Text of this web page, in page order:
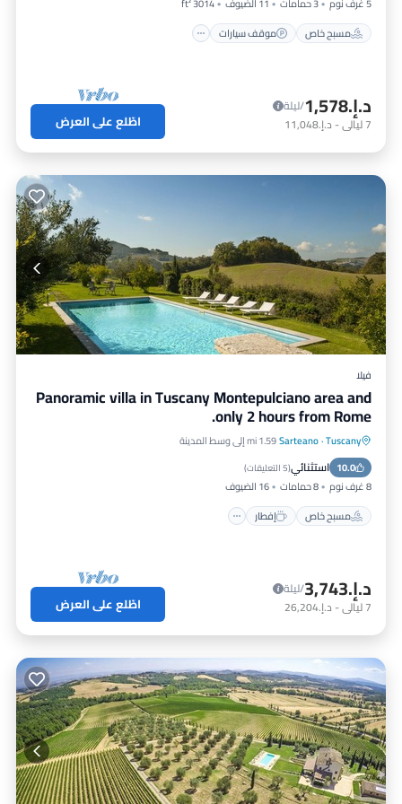
5 غرف نوم 3 حمامات 11 الضيوف
3014 ft²
مسبح خاص
موقف سيارات
د.إ.‏1,578
/ليلة
7ليالي- د.إ.‏11,048 اطّلع على العرض
فيلا
Panoramic villa in Tuscany Montepulciano area and
only 2 hours from Rome.
Tuscany
·
Sarteano1.59 mi إلى وسط المدينة
10.0 استثنائي(5 التعليقات )
8 غرف نوم 8 حمامات
16 الضيوف
مسبح خاص
إفطار
مسبح خاص إفطار
مسبح
د.إ.‏3,743
/ليلة
7ليالي- د.إ.‏26,204 اطّلع على العرض